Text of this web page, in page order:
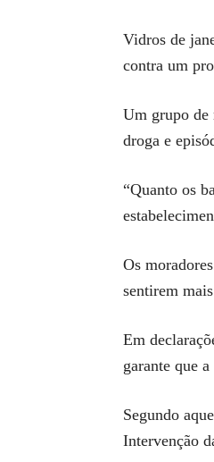
Vidros de
contra um
Um grupo de
droga e
“Quanto os
Os
sentirem
Em
garante que
Segundo
Intervenção